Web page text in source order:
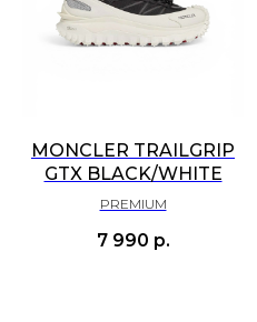
MONCLER TRAILGRIP
GTX BLACK/WHITE
PREMIUM
7 990 р.